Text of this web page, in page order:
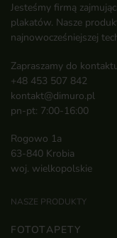
Jesteśmy firmą
plakatów. Nasze
najnowocześniejszej
Zapraszamy do
+48 453 507 842
kontakt@dimuro.pl
pn-pt: 7:00-16:00
Rogowo 1a
63-840 Krobia
woj. wielkopolskie
NASZE PRODUKTY
FOTOTAPETY